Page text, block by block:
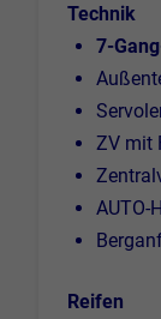
Technik
7-
ZV mit
AUTO-
Reifen